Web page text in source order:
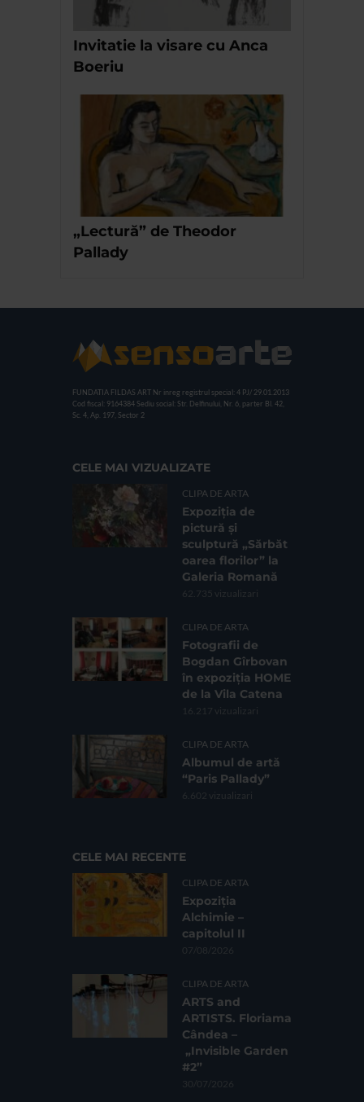
Invitatie la visare cu Anca
Boeriu
„Lectură” de Theodor
Pallady
FUNDATIA FILDAS ART Nr inreg registrul special: 4 PJ/ 29.01.2013
Cod fiscal: 9164384 Sediu social: Str. Delfinului, Nr. 6, parter Bl. 42,
Sc. 4, Ap. 197, Sector 2
CELE MAI VIZUALIZATE
CLIPA DE ARTA
Expoziția de
pictură și
sculptură „Sărbăt
oarea florilor” la
Galeria Romană
62.735 vizualizari
CLIPA DE ARTA
Fotografii de
Bogdan Gîrbovan
în expoziția HOME
de la Vila Catena
16.217 vizualizari
CLIPA DE ARTA
Albumul de artă
“Paris Pallady”
6.602 vizualizari
CELE MAI RECENTE
CLIPA DE ARTA
Expoziția
Alchimie –
capitolul II
07/08/2026
CLIPA DE ARTA
ARTS and
ARTISTS. Floriama
Cândea –
„Invisible Garden
#2”
30/07/2026